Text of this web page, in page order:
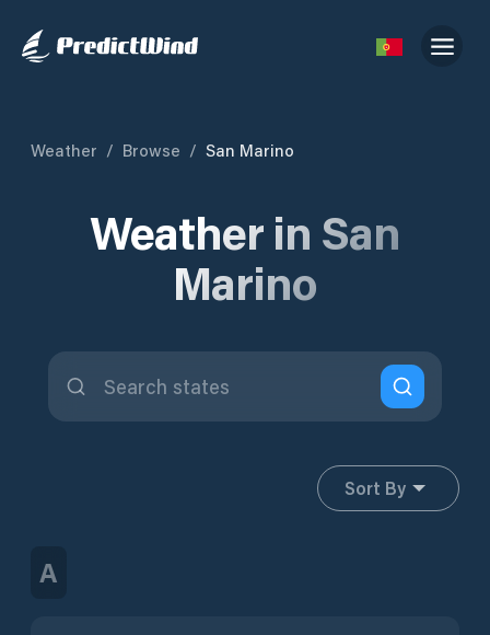
Weather / Browse / San Marino
Weather in San
Marino
Sort By
A